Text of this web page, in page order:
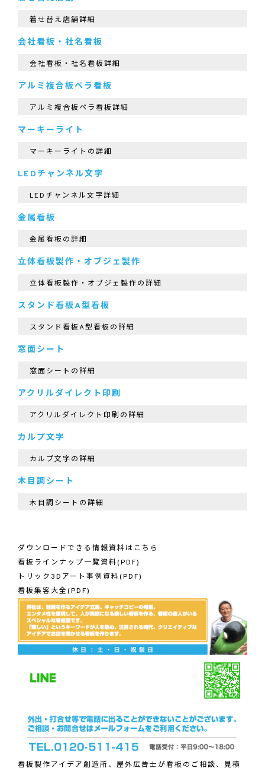
着せ替え店舗詳細
会社看板・社名看板
会社看板・社名看板詳細
アルミ複合板ペラ看板
アルミ複合板ペラ看板詳細
マーキーライト
マーキーライトの詳細
LEDチャンネル文字
LEDチャンネル文字詳細
金属看板
金属看板の詳細
立体看板製作・オブジェ製作
立体看板製作・オブジェ製作の詳細
スタンド看板A型看板
スタンド看板A型看板の詳細
窓面シート
窓面シートの詳細
アクリルダイレクト印刷
アクリルダイレクト印刷の詳細
カルプ文字
カルプ文字の詳細
木目調シート
木目調シートの詳細
ダウンロードできる情報資料はこちら
看板ラインナップ一覧資料(PDF)
トリック3Dアート事例資料(PDF)
看板集客大全(PDF)
看板製作アイデア創造所、屋外広告士が看板のご相談、見積